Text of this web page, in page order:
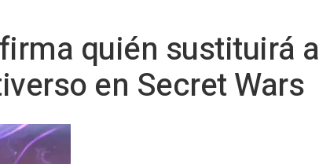
quién sustituirá a
en Secret Wars